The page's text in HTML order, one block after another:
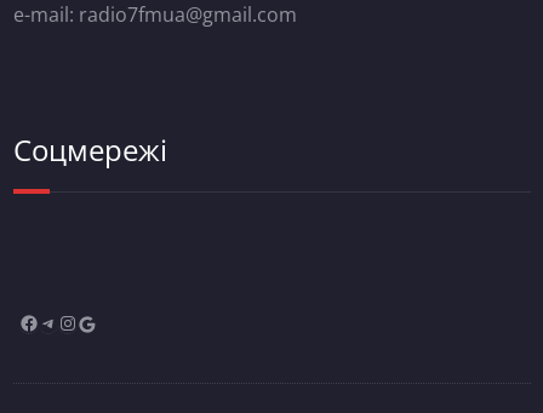
e-mail: radio7fmua@gmail.com
Соцмережі